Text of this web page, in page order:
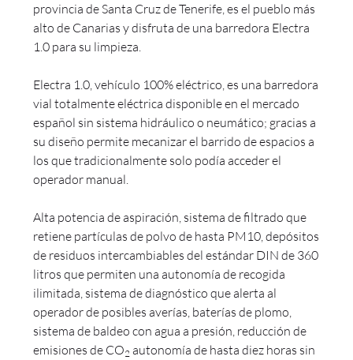
provincia de Santa Cruz de Tenerife, es el pueblo más
alto de Canarias y disfruta de una barredora Electra
1.0 para su limpieza.
Electra 1.0, vehículo 100% eléctrico, es una barredora
vial totalmente eléctrica disponible en el mercado
español sin sistema hidráulico o neumático; gracias a
su diseño permite mecanizar el barrido de espacios a
los que tradicionalmente solo podía acceder el
operador manual.
Alta potencia de aspiración, sistema de filtrado que
retiene partículas de polvo de hasta PM10, depósitos
de residuos intercambiables del estándar DIN de 360
litros que permiten una autonomía de recogida
ilimitada, sistema de diagnóstico que alerta al
operador de posibles averías, baterías de plomo,
sistema de baldeo con agua a presión, reducción de
emisiones de CO2 autonomía de hasta diez horas sin